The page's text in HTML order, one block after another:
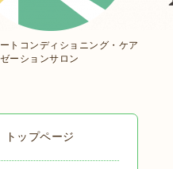
トコンディショニング・ケア
ーションサロン
トップページ